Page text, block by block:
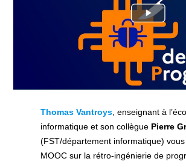
Thomas Vantroys, enseignant à
informatique et son collègue Pierre
(FST/département informatique)
MOOC sur la rétro-ingénierie de